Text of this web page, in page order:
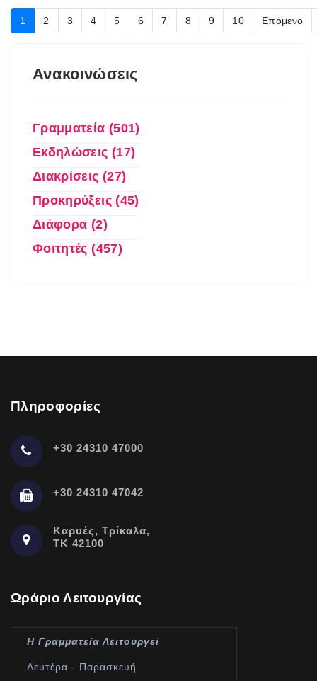
1 2 3 4 5 6 7 8 9 10 Επόμενο
Ανακοινώσεις
Γραμματεία (501)
Εκδηλώσεις (17)
Διακρίσεις (27)
Προκηρύξεις (45)
Διάφορα (2)
Φοιτητές (457)
Πληροφορίες
+30 24310 47000
+30 24310 47042
Καρυές, Τρίκαλα,
ΤΚ 42100
Ωράριο Λειτουργίας
Η Γραμματεία Λειτουργεί
Δευτέρα - Παρασκευή